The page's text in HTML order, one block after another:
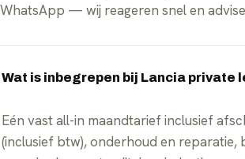
WhatsApp — wij reageren snel en
Wat is inbegrepen bij Lancia private
Eén vast all-in maandtarief inclusief
(inclusief btw), onderhoud en reparatie,